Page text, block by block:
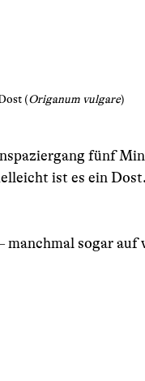
(Origanum vulgare)
fünf
ist es ein
sogar auf